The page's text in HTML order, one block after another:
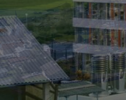
beim Dämmen